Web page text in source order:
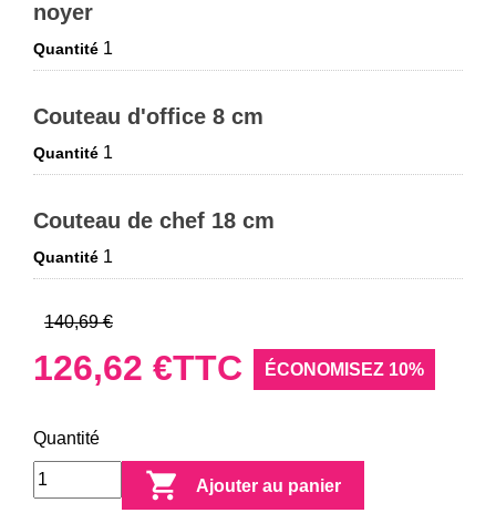
noyer
Quantité 1
Couteau d'office 8 cm
Quantité 1
Couteau de chef 18 cm
Quantité 1
140,69 €
126,62 €TTC ÉCONOMISEZ 10%
Quantité
 Ajouter au panier